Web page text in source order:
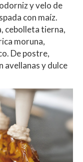
y velo de
con maíz.
cebolleta tierna,
moruna,
De postre,
avellanas y dulce